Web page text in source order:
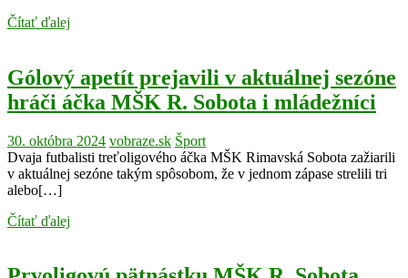
Čítať ďalej
Gólový apetít prejavili v aktuálnej sezóne
hráči áčka MŠK R. Sobota i mládežníci
30. októbra 2024 vobraze.sk Šport
Dvaja futbalisti treťoligového áčka MŠK Rimavská Sobota zažiarili
v aktuálnej sezóne takým spôsobom, že v jednom zápase strelili tri
alebo[…]
Čítať ďalej